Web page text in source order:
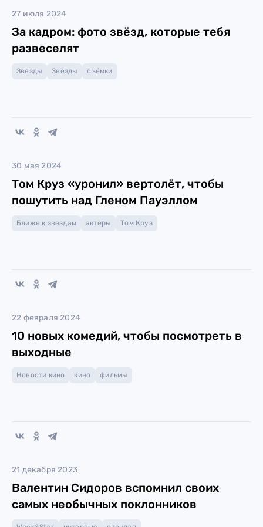
27 июля 2024
За кадром: фото звёзд, которые тебя
развеселят
Звезды Звёзды съёмки
30 мая 2024
Том Круз «уронил» вертолёт, чтобы
пошутить над Гленом Пауэллом
Ближе к звездам актёры Том Круз
22 февраля 2024
10 новых комедий, чтобы посмотреть в
выходные
Новости кино кино фильмы
21 декабря 2023
Валентин Сидоров вспомнил своих
самых необычных поклонников